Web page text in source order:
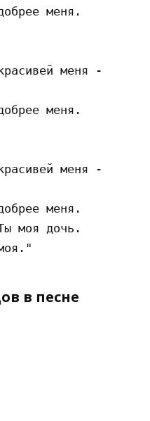
меня.
меня -
меня.
меня -
меня.
моя дочь.
в песне